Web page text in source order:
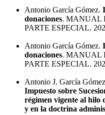
Antonio García Gómez.
donaciones. MANUAL
PARTE ESPECIAL.
Antonio García Gómez.
donaciones. MANUAL
PARTE ESPECIAL.
Antonio J. García
Impuesto sobre
régimen vigente al hilo
y en la doctrina